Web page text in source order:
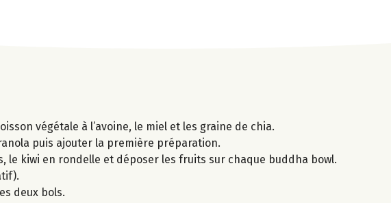
végétale à l’avoine, le miel et les graine de chia.
puis ajouter la première préparation.
le kiwi en rondelle et déposer les fruits sur chaque buddha bowl.
deux bols.